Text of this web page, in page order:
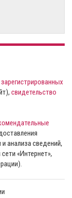
свидетельство
анализа сведений,
«Интернет»,